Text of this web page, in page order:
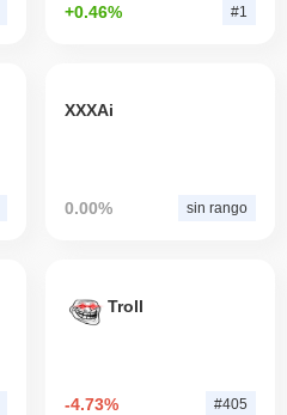
+0.46% #1
XXXAi
0.00% sin rango
Troll
-4.73% #405